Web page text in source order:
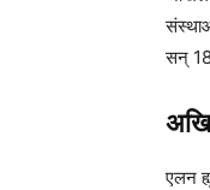
सन्
एलन